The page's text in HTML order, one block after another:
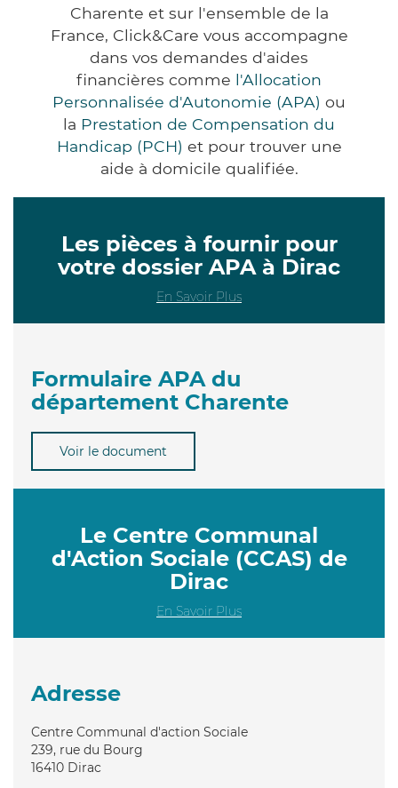
Charente et sur l'ensemble de la
France, Click&Care vous accompagne
dans vos demandes d'aides
financières comme l'Allocation
Personnalisée d'Autonomie (APA) ou
la Prestation de Compensation du
Handicap (PCH) et pour trouver une
aide à domicile qualifiée.
Les pièces à fournir pour
votre dossier APA à Dirac
En Savoir Plus
Formulaire APA du
département Charente
Voir le document
Le Centre Communal
d'Action Sociale (CCAS) de
Dirac
En Savoir Plus
Adresse
Centre Communal d'action Sociale
239, rue du Bourg
16410 Dirac